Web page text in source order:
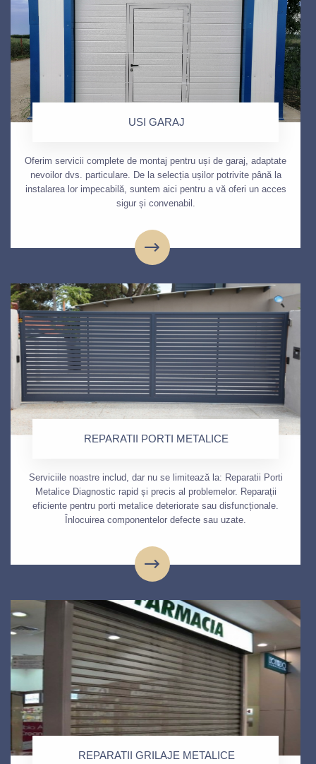
USI GARAJ
Oferim servicii complete de montaj pentru uși de garaj, adaptate
nevoilor dvs. particulare. De la selecția ușilor potrivite până la
instalarea lor impecabilă, suntem aici pentru a vă oferi un acces
sigur și convenabil.
REPARATII PORTI METALICE
Serviciile noastre includ, dar nu se limitează la: Reparatii Porti
Metalice Diagnostic rapid și precis al problemelor. Reparații
eficiente pentru porti metalice deteriorate sau disfuncționale.
Înlocuirea componentelor defecte sau uzate.
REPARATII GRILAJE METALICE